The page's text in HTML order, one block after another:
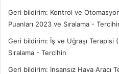
Geri bildirim: Kontrol ve
Puanları 2023 ve Sıralama -
Geri bildirim: İş ve Uğraşı Terapisi
Sıralama - Tercihin
Geri bildirim: İnsansız Hava Aracı